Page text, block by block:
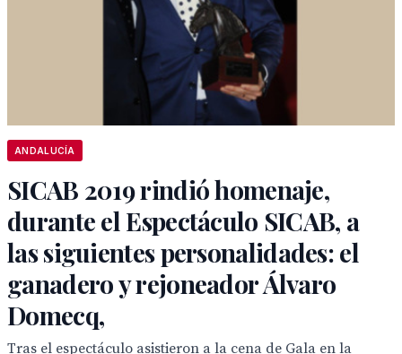
ANDALUCÍA
SICAB 2019 rindió homenaje,
durante el Espectáculo SICAB, a
las siguientes personalidades: el
ganadero y rejoneador Álvaro
Domecq,
Tras el espectáculo asistieron a la cena de Gala en la